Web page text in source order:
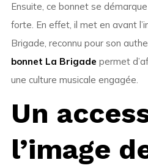
Ensuite, ce bonnet se
forte. En effet, il met en avant
Brigade, reconnu pour son
bonnet La Brigade permet
une culture musicale engagée.
Un
l’image